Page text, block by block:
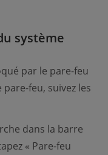
système
par le pare-feu
feu, suivez les
dans la barre
« Pare-feu